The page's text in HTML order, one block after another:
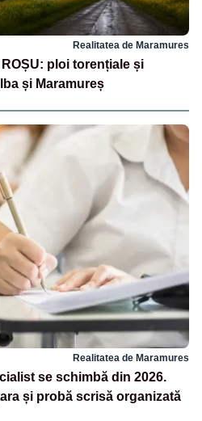
Realitatea de Maramures
ploi torențiale și
și Maramureș
Realitatea de Maramures
se schimbă din 2026.
și probă scrisă organizată